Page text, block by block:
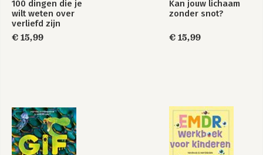
100 dingen die je
wilt weten over
verliefd zijn
€ 15,99
Kan jouw lichaam
zonder snot?
€ 15,99